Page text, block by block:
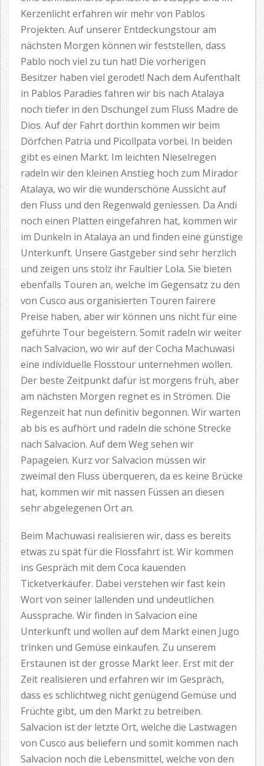
Kerzenlicht erfahren wir mehr von Pablos
Projekten. Auf unserer Entdeckungstour am
nächsten Morgen können wir feststellen, dass
Pablo noch viel zu tun hat! Die vorherigen
Besitzer haben viel gerodet! Nach dem Aufenthalt
in Pablos Paradies fahren wir bis nach Atalaya
noch tiefer in den Dschungel zum Fluss Madre de
Dios. Auf der Fahrt dorthin kommen wir beim
Dörfchen Patria und Picollpata vorbei. In beiden
gibt es einen Markt. Im leichten Nieselregen
radeln wir den kleinen Anstieg hoch zum Mirador
Atalaya, wo wir die wunderschöne Aussicht auf
den Fluss und den Regenwald geniessen. Da Andi
noch einen Platten eingefahren hat, kommen wir
im Dunkeln in Atalaya an und finden eine günstige
Unterkunft. Unsere Gastgeber sind sehr herzlich
und zeigen uns stolz ihr Faultier Lola. Sie bieten
ebenfalls Touren an, welche im Gegensatz zu den
von Cusco aus organisierten Touren fairere
Preise haben, aber wir können uns nicht für eine
geführte Tour begeistern. Somit radeln wir weiter
nach Salvacion, wo wir auf der Cocha Machuwasi
eine individuelle Flosstour unternehmen wollen.
Der beste Zeitpunkt dafür ist morgens früh, aber
am nächsten Morgen regnet es in Strömen. Die
Regenzeit hat nun definitiv begonnen. Wir warten
ab bis es aufhört und radeln die schöne Strecke
nach Salvacion. Auf dem Weg sehen wir
Papageien. Kurz vor Salvacion müssen wir
zweimal den Fluss überqueren, da es keine Brücke
hat, kommen wir mit nassen Füssen an diesen
sehr abgelegenen Ort an.
Beim Machuwasi realisieren wir, dass es bereits
etwas zu spät für die Flossfahrt ist. Wir kommen
ins Gespräch mit dem Coca kauenden
Ticketverkäufer. Dabei verstehen wir fast kein
Wort von seiner lallenden und undeutlichen
Aussprache. Wir finden in Salvacion eine
Unterkunft und wollen auf dem Markt einen Jugo
trinken und Gemüse einkaufen. Zu unserem
Erstaunen ist der grosse Markt leer. Erst mit der
Zeit realisieren und erfahren wir im Gespräch,
dass es schlichtweg nicht genügend Gemüse und
Früchte gibt, um den Markt zu betreiben.
Salvacion ist der letzte Ort, welche die Lastwagen
von Cusco aus beliefern und somit kommen nach
Salvacion noch die Lebensmittel, welche von den